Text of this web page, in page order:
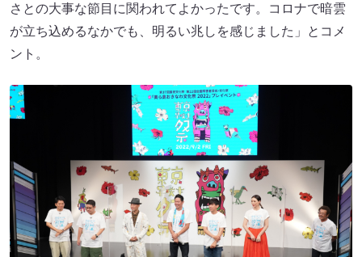
さとの大事な節目に関われてよかったです。コロナで暗雲
が立ち込めるなかでも、明るい兆しを感じました」とコメ
ント。